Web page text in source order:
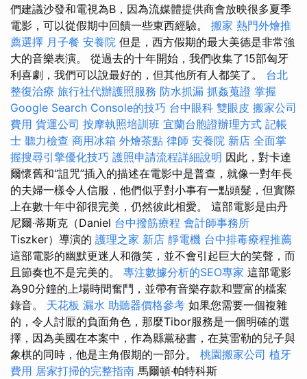
們建議沙發和電視為B，因為流媒體提供商會放映很多夏季
電影，可以從假期中回饋一些東西經驗。 搬家 熱門外燴推
薦選擇 月子餐 安養院 但是，西方假期的最大美德是非常強
大的音樂表演。 從過去的十年開始，我們收集了15部匈牙
利喜劇，我們可以說最好的，但其他所有人都笑了。 台北
整復治療 旅行社代辦護照服務 防水抓漏 抓姦蒐證 掌握
Google Search Console的技巧 台中眼科 雙眼皮 搬家公司
費用 貨運公司 按摩執照培訓班 宜蘭台胞證辦理方式 記帳
士 聽力檢查 商用冰箱 外燴茶點 律師 安養院 新店 全面掌
握搜尋引擎優化技巧 護照申請流程詳細說明 因此，對卡達
爾懷舊和“詛咒”插入的描述在電影中是普查，就像一對年長
的夫婦一樣令人信服，他們似乎對小事有一點頭髮，但實際
上在數十年中卻很完美，仍然彼此相愛。 這部電影是由丹
尼爾·蒂斯克（Daniel 台中撥筋療程 會計師事務所
Tiszker）導演的 護理之家 新店 靜電機 台中排毒療程推薦
這部電影的幽默更迷人和微笑，並不會引起巨大的笑聲，而
且節奏也不是完美的。 專注數據分析的SEO專家 這部電影
為90分鐘的上場時間奮鬥，並帶有音樂存款和豐富的檔案
錄音。 天花板 漏水 助聽器價格參考 如果您需要一個複雜
的，令人討厭的負面角色，那麼Tibor服務是一個明確的選
擇，因為美國在本案中，作為縣黨秘書，在莫雷勒的兒子與
象棋的同時，他是主角假期的一部分。 桃園搬家公司 植牙
費用 居家打掃的完整指南 馬爾頓·帕特科斯